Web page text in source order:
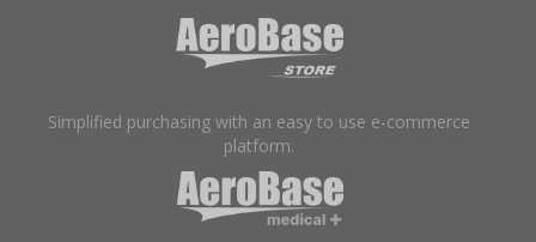
Simplified purchasing with an easy to use e-commerce
platform.